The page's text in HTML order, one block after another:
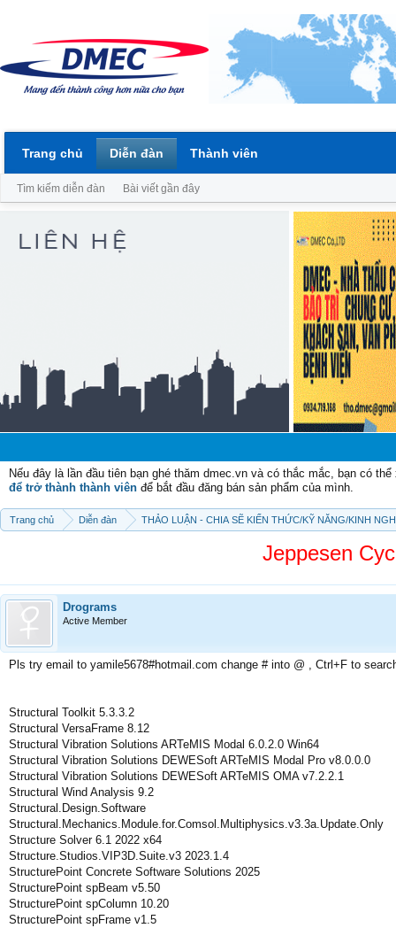
Nếu đây là lần đầu tiên bạn ghé thăm dmec.vn và có thắc mắc, bạn có
để trở thành thành viên để bắt đầu đăng bán sản phẩm của mình.
Trang chủ Diễn đàn THẢO LUẬN - CHIA SẼ KIẾN THỨC/KỸ NĂNG/KINH
Jeppesen
Drograms
Active Member
Pls try email to yamile5678#hotmail.com change # into @ , Ctrl+F to
Structural Toolkit 5.3.3.2
Structural VersaFrame 8.12
Structural Vibration Solutions ARTeMIS Modal 6.0.2.0 Win64
Structural Vibration Solutions DEWESoft ARTeMIS Modal Pro v8.0.0.0
Structural Vibration Solutions DEWESoft ARTeMIS OMA v7.2.2.1
Structural Wind Analysis 9.2
Structural.Design.Software
Structural.Mechanics.Module.for.Comsol.Multiphysics.v3.3a.Update.Only
Structure Solver 6.1 2022 x64
Structure.Studios.VIP3D.Suite.v3 2023.1.4
StructurePoint Concrete Software Solutions 2025
StructurePoint spBeam v5.50
StructurePoint spColumn 10.20
StructurePoint spFrame v1.5
Trang chủ Diễn đàn
Tìm kiếm diễn đàn Bài viết gần đây
Thành viên